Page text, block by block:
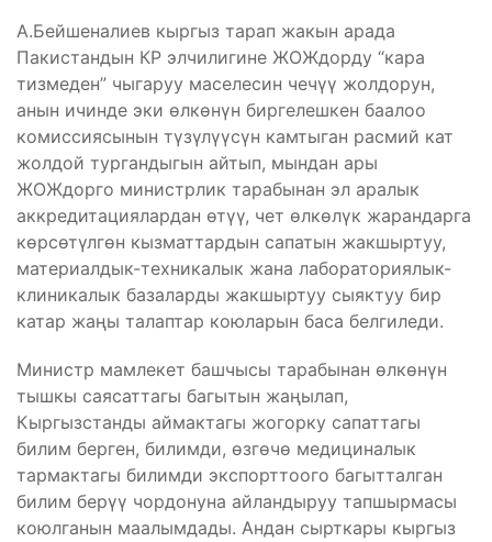
А.Бейшеналиев кыргыз тарап жакын арада
Пакистандын КР элчилигине ЖОЖдорду “кара
тизмеден” чыгаруу маселесин чечүү жолдорун,
анын ичинде эки өлкөнүн биргелешкен баалоо
комиссиясынын түзүлүүсүн камтыган расмий кат
жолдой тургандыгын айтып, мындан ары
ЖОЖдорго министрлик тарабынан эл аралык
аккредитациялардан өтүү, чет өлкөлүк жарандарга
көрсөтүлгөн кызматтардын сапатын жакшыртуу,
материалдык-техникалык жана лабораториялык-
клиникалык базаларды жакшыртуу сыяктуу бир
катар жаңы талаптар коюларын баса белгиледи.
Министр мамлекет башчысы тарабынан өлкөнүн
тышкы саясаттагы багытын жаңылап,
Кыргызстанды аймактагы жогорку сапаттагы
билим берген, билимди, өзгөчө медициналык
тармактагы билимди экспорттоого багытталган
билим берүү чордонуна айландыруу тапшырмасы
коюлганын маалымдады. Андан сырткары кыргыз